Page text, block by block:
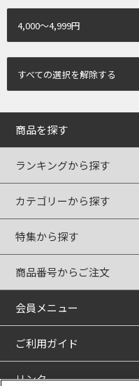
4,000～4,999円
すべての選択を解除する
商品を探す
ランキングから探す
カテゴリーから探す
特集から探す
商品番号からご注文
会員メニュー
ご利用ガイド
リンク